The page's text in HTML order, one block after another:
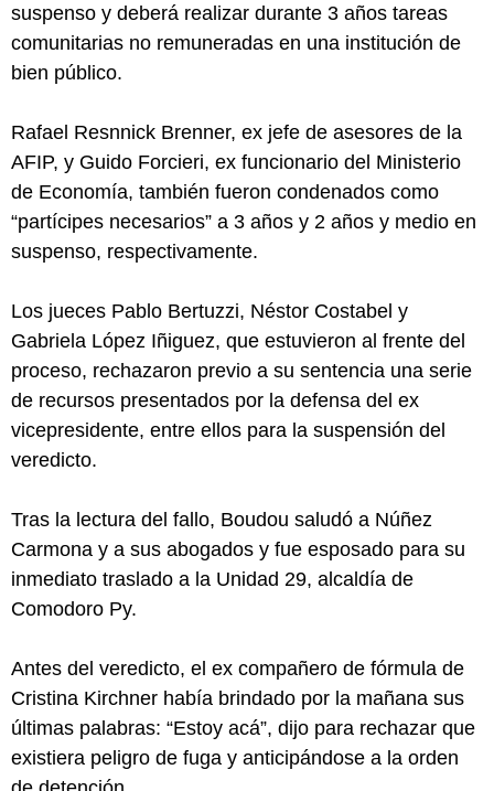
suspenso y deberá realizar durante 3 años tareas
comunitarias no remuneradas en una institución de
bien público.
Rafael Resnnick Brenner, ex jefe de asesores de la
AFIP, y Guido Forcieri, ex funcionario del Ministerio
de Economía, también fueron condenados como
“partícipes necesarios” a 3 años y 2 años y medio en
suspenso, respectivamente.
Los jueces Pablo Bertuzzi, Néstor Costabel y
Gabriela López Iñiguez, que estuvieron al frente del
proceso, rechazaron previo a su sentencia una serie
de recursos presentados por la defensa del ex
vicepresidente, entre ellos para la suspensión del
veredicto.
Tras la lectura del fallo, Boudou saludó a Núñez
Carmona y a sus abogados y fue esposado para su
inmediato traslado a la Unidad 29, alcaldía de
Comodoro Py.
Antes del veredicto, el ex compañero de fórmula de
Cristina Kirchner había brindado por la mañana sus
últimas palabras: “Estoy acá”, dijo para rechazar que
existiera peligro de fuga y anticipándose a la orden